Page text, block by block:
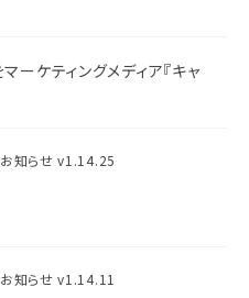
ーケティングメディア『キャ
お知らせ v1.14.25
知らせ v1.14.11